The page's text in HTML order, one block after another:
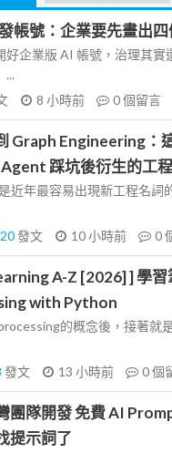
帳號：企業要先畫出
好企業版 AI 帳號，治理其實
...
8 小時前 0個留言
Graph Engineering：
踩坑後衍生的工程
近年最容易出現新工程名詞
發文 10 小時前 0
A-Z [2026] ] 學
with Python
的概念後，接著就
發文 13 小時前 0個
團隊開發 免費 AI
提示詞了